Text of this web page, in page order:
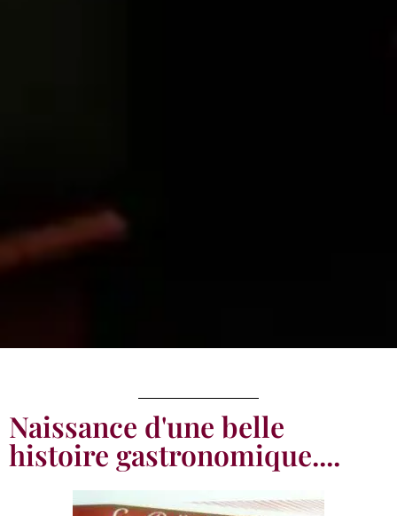
Naissance d'une belle
histoire gastronomique....